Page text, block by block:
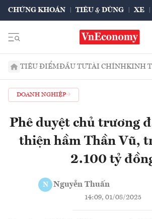
CHỨNG KHOÁN TIÊU & DÙNG XE
TIÊU ĐIỂMĐẦU TƯTÀI CHÍNHKINH
DOANH NGHIỆP
Phê duyệt chủ trương
thiện hầm Thần Vũ,
2.100 tỷ
N Nguyễn Thuấn
14:09, 01/08/2025